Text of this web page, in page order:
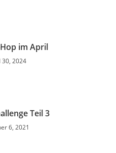
im April
30, 2024
Teil 3
6, 2021